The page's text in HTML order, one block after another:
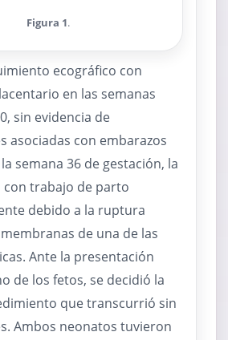
Figura 1.
ecográfico con
en las semanas
sin evidencia de
asociadas con embarazos
semana 36 de gestación, la
con trabajo de parto
debido a la ruptura
de una de las
Ante la presentación
de los fetos, se decidió la
que transcurrió sin
Ambos neonatos tuvieron